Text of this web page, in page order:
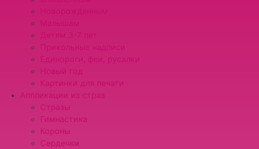
Детям 3-7 лет
Прикольные надписи
Единороги, феи, русалки
Новый год
Картинки для печати
Аппликации из страз
Стразы
Гимнастика
Короны
Сердечки